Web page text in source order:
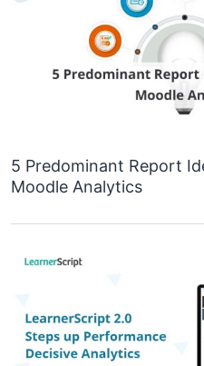
5 Predominant Report
Moodle Analytics